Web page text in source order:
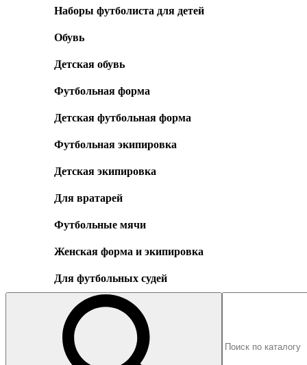
Наборы футболиста для детей
Обувь
Детская обувь
Футбольная форма
Детская футбольная форма
Футбольная экипировка
Детская экипировка
Для вратарей
Футбольные мячи
Женская форма и экипировка
Для футбольных судей